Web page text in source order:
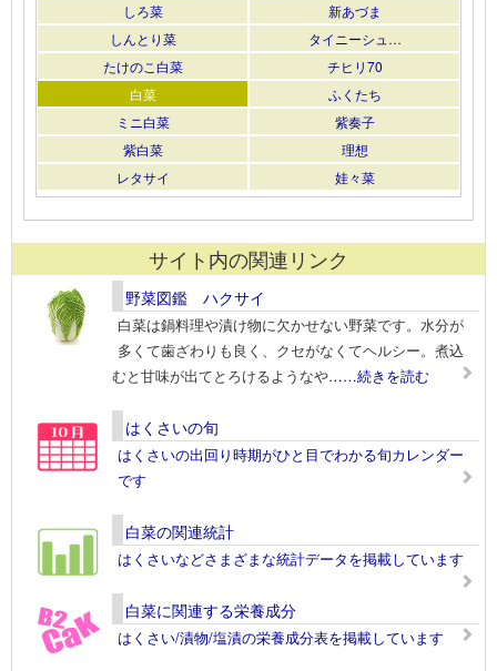
しろ菜
新あづま
しんとり菜
タイニーシュ…
たけのこ白菜
チヒリ70
白菜
ふくたち
ミニ白菜
紫奏子
紫白菜
理想
レタサイ
娃々菜
サイト内の関連リンク
野菜図鑑 ハクサイ
白菜は鍋料理や漬け物に欠かせない野菜です。水分が
多くて歯ざわりも良く、クセがなくてヘルシー。煮込
むと甘味が出てとろけるようなや……続きを読む
はくさいの旬
はくさいの出回り時期がひと目でわかる旬カレンダー
です
白菜の関連統計
はくさいなどさまざまな統計データを掲載しています
白菜に関連する栄養成分
はくさい/漬物/塩漬の栄養成分表を掲載しています